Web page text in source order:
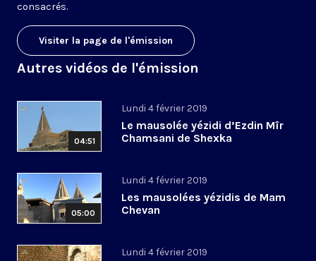
consacrés.
Visiter la page de l'émission
Autres vidéos de l'émission
04:51
Lundi 4 février 2019
Le mausolée yézidi d’Ezdin Mîr
Chamsani de Shexka
05:00
Lundi 4 février 2019
Les mausolées yézidis de Mam
Chevan
Lundi 4 février 2019